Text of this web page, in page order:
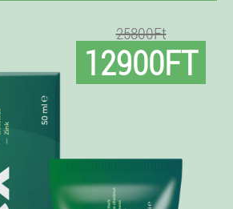
25800Ft
12900FT